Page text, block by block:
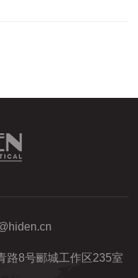
路8号郦城工作区235室